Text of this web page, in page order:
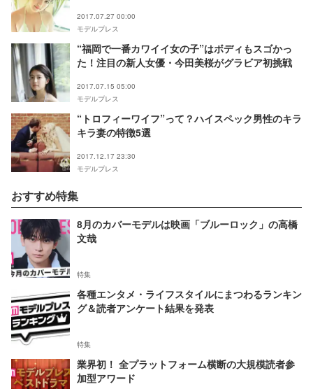
2017.07.27 00:00
モデルプレス
“福岡で一番カワイイ女の子”はボディもスゴかっ
た！注目の新人女優・今田美桜がグラビア初挑戦
2017.07.15 05:00
モデルプレス
“トロフィーワイフ”って？ハイスペック男性のキラ
キラ妻の特徴5選
2017.12.17 23:30
モデルプレス
おすすめ特集
8月のカバーモデルは映画「ブルーロック」の高橋
文哉
特集
各種エンタメ・ライフスタイルにまつわるランキン
グ＆読者アンケート結果を発表
特集
業界初！ 全プラットフォーム横断の大規模読者参
加型アワード